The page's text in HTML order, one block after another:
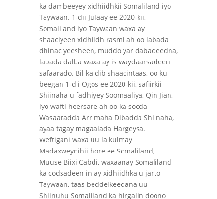
ka dambeeyey xidhiidhkii Somaliland iyo
Taywaan. 1-dii Julaay ee 2020-kii,
Somaliland iyo Taywaan waxa ay
shaaciyeen xidhiidh rasmi ah oo labada
dhinac yeesheen, muddo yar dabadeedna,
labada dalba waxa ay is waydaarsadeen
safaarado. Bil ka dib shaacintaas, oo ku
beegan 1-dii Ogos ee 2020-kii, safiirkii
Shiinaha u fadhiyey Soomaaliya, Qin Jian,
iyo wafti heersare ah oo ka socda
Wasaaradda Arrimaha Dibadda Shiinaha,
ayaa tagay magaalada Hargeysa.
Weftigani waxa uu la kulmay
Madaxweynihii hore ee Somaliland,
Muuse Biixi Cabdi, waxaanay Somaliland
ka codsadeen in ay xidhiidhka u jarto
Taywaan, taas beddelkeedana uu
Shiinuhu Somaliland ka hirgalin doono